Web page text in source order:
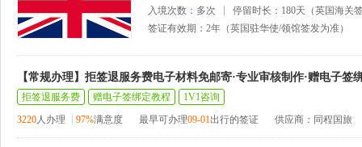
入境次数：多次
停留时长：180天（英国海关
签证有效期：2年（英国驻华使/领馆签发为准）
【常规办理】拒签退服务费电子材料免邮寄·专业审核制作·赠电子签
拒签退服务费 赠电子签绑定教程
1V1咨询
3220人办理 97%满意度 最早可办理09-01出行的签证 供应商：同程国旅